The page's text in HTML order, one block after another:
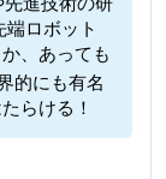
ロボット
、あっても
的にも有名
らける！